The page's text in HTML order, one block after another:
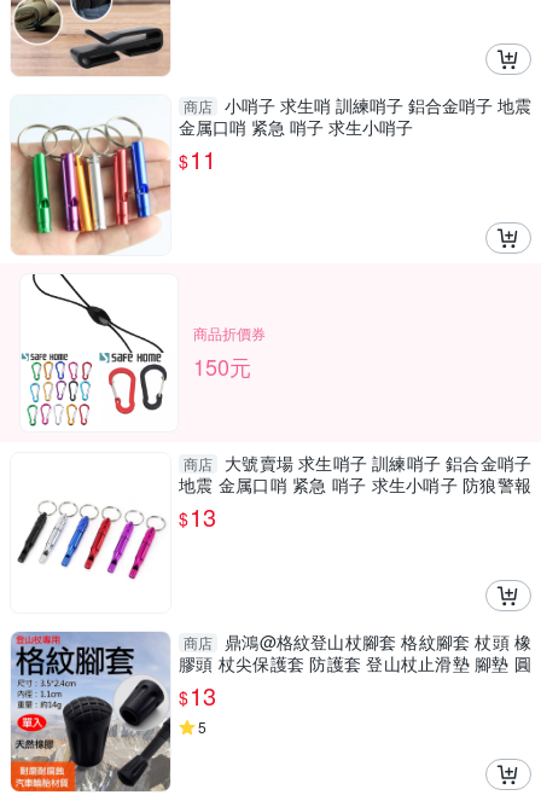
商店 小哨子 求生哨 訓練哨子 鋁合金哨子 地震
金属口哨 紧急 哨子 求生小哨子
$11
商品折價券
150元
商店
大號賣場 求生哨子 訓練哨子 鋁合金哨子
地震 金属口哨 紧急 哨子 求生小哨子 防狼警報
器 防身警
$13
商店
鼎鴻@格紋登山杖腳套 格紋腳套 杖頭 橡
膠頭 杖尖保護套 防護套 登山杖止滑墊 腳墊 圓
腳套
$13
5